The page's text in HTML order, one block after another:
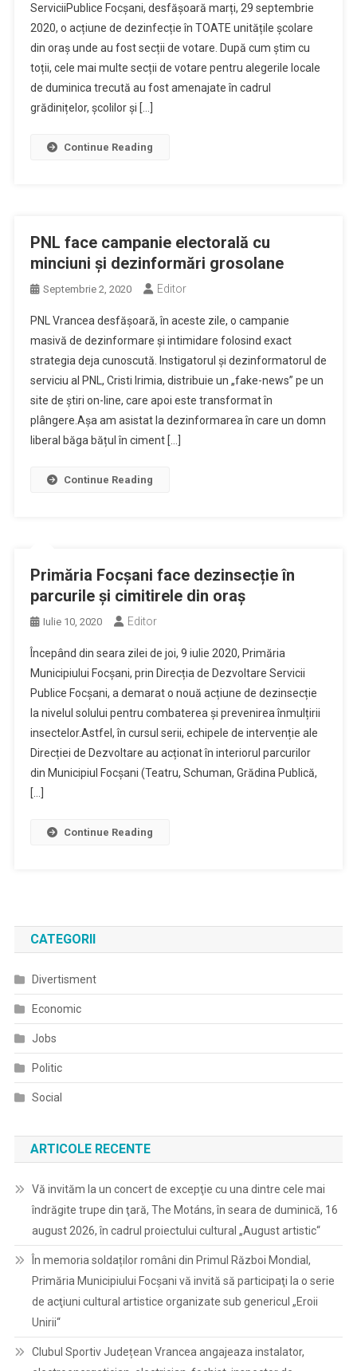
ServiciiPublice Focșani, desfășoară marți, 29 septembrie
2020, o acțiune de dezinfecție în TOATE unitățile școlare
din oraș unde au fost secții de votare. După cum știm cu
toții, cele mai multe secții de votare pentru alegerile locale
de duminica trecută au fost amenajate în cadrul
grădinițelor, școlilor și […]
Continue Reading
PNL face campanie electorală cu
minciuni și dezinformări grosolane
Septembrie 2, 2020 Editor
PNL Vrancea desfășoară, în aceste zile, o campanie
masivă de dezinformare și intimidare folosind exact
strategia deja cunoscută. Instigatorul și dezinformatorul de
serviciu al PNL, Cristi Irimia, distribuie un „fake-news” pe un
site de știri on-line, care apoi este transformat în
plângere.Așa am asistat la dezinformarea în care un domn
liberal băga bățul în ciment […]
Continue Reading
Primăria Focșani face dezinsecție în
parcurile și cimitirele din oraș
Iulie 10, 2020 Editor
Începând din seara zilei de joi, 9 iulie 2020, Primăria
Municipiului Focșani, prin Direcția de Dezvoltare Servicii
Publice Focșani, a demarat o nouă acțiune de dezinsecție
la nivelul solului pentru combaterea și prevenirea înmulțirii
insectelor.Astfel, în cursul serii, echipele de intervenție ale
Direcției de Dezvoltare au acționat în interiorul parcurilor
din Municipiul Focșani (Teatru, Schuman, Grădina Publică,
[…]
Continue Reading
CATEGORII
Divertisment
Economic
Jobs
Politic
Social
ARTICOLE RECENTE
Vă invităm la un concert de excepţie cu una dintre cele mai
îndrăgite trupe din ţară, The Motáns, în seara de duminică, 16
august 2026, în cadrul proiectului cultural „August artistic“
În memoria soldaților români din Primul Război Mondial,
Primăria Municipiului Focșani vă invită să participaţi la o serie
de acţiuni cultural artistice organizate sub genericul „Eroii
Unirii“
Clubul Sportiv Județean Vrancea angajeaza instalator,